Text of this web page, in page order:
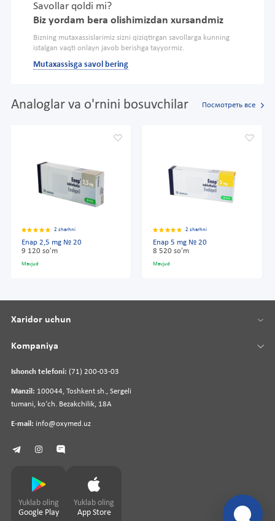
Savollar qoldi mi?
Biz yordam bera olishimizdan xursandmiz
Bizning mutaxassislarimiz sizni qiziqtirgan savollarga kunning
istalgan vaqti onlayn javob berishga tayyormiz.
Mutaxassisga savol bering
Analoglar va o'rnini bosuvchilar Посмотреть все
2 sharhni
Enap 2,5 mg № 20
9 120 so'm
Mavjud
2 sharhni
Enap 5 mg № 20
8 520 so'm
Mavjud
Ishonch telefoni: (71) 200-03-03
Manzil: 100044, Toshkent sh., Sergeli
tumani, koʻch. Bezakchilik, 18A
E-mail: info@oxymed.uz
Xaridor uchun
Kompaniya
Yuklab oling
Google Play
Yuklab oling
App Store